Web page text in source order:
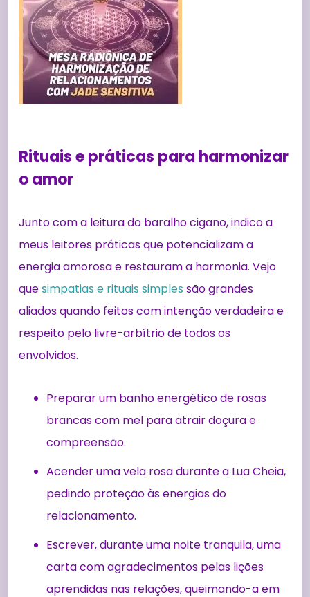
Rituais e práticas para harmonizar
o amor
Junto com a leitura do baralho cigano, indico a
meus leitores práticas que potencializam a
energia amorosa e restauram a harmonia. Vejo
quesimpatias e rituais simples são grandes
aliados quando feitos com intenção verdadeira e
respeito pelo livre-arbítrio de todos os
envolvidos.
Preparar um banho energético de rosas
brancas com mel para atrair doçura e
compreensão.
Acender uma vela rosa durante a Lua Cheia,
pedindo proteção às energias do
relacionamento.
Escrever, durante uma noite tranquila, uma
carta com agradecimentos pelas lições
aprendidas nas relações, queimando-a em